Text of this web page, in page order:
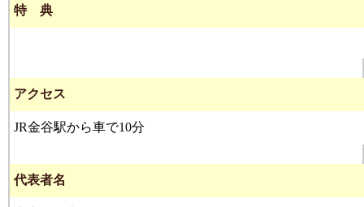
特 典
アクセス
JR金谷駅から車で10分
代表者名